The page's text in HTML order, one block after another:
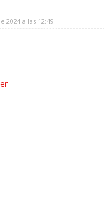
2024 a las 12:49